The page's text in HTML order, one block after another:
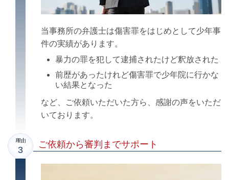
当事務所の弁護士は傷害罪をはじめとして少年事
件の実績があります。
暴力の罪を犯して逮捕されたけど釈放された
前歴があったけれど傷害罪で少年院に行かな
い結果となった
など、ご依頼いただいた方ら、感謝の声をいただ
いております。
ご依頼から審判までサポート